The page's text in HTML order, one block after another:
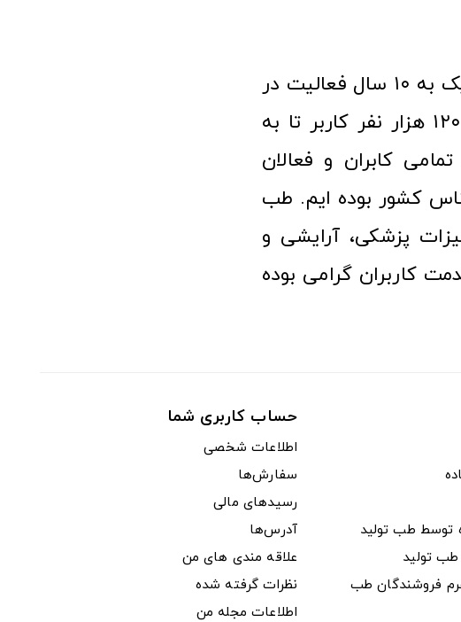
فروشگاه آنلاین تجهیزات پزشکی طب تولید با افتخار نزدیک به ۱۰ سال فعالیت در
عرصه کالا و لوازم پزشکی توانسته مورد اعتماد بیش از ۱۲۰ هزار نفر کاربر تا به
کابران و فعالان
کشور بوده ایم. طب
پزشکی، آرایشی و
کاربران گرامی بوده
طب تولید
تولید
فروشندگان طب
حساب کاربری شما
اطلاعات شخصی
سفارش‌ها
رسیدهای مالی
آدرس‌ها
علاقه مندی های من
نظرات گرفته شده
اطلاعات مجله من